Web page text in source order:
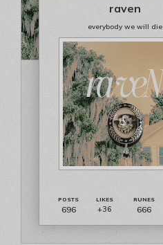
raven
everybody we will die
696 +36 666